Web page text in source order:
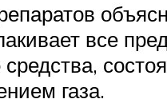
все
газа.